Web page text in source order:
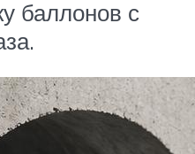
баллонов с